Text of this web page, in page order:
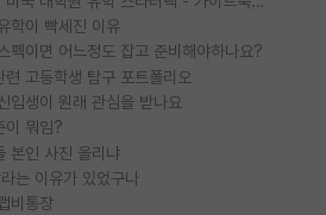
학이 빡세진 이유
펙이면 어느정도 잡고 준비해야하나요?
련 고등학생 탐구 포트폴리오
입생이 원래 관심을 받나요
이 뭐임?
본인 사진 올리냐
는 이유가 있었구나
비통장